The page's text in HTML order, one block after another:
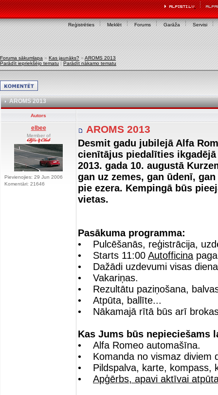
Reģistrēties Meklēt Forums Garāža Servisi
Foruma sākumlapa » Kas jaunāks? » AROMS 2013
Parādīt iepriekšējo tematu | Parādīt nākamo tematu
AROMS 2013
Autors
elbee
Member of
Pievienojies: 29 Jun 2006
Komentāri: 21646
AROMS 2013
Desmit gadu jubilejā Alfa
cienītājus piedalīties
2013. gada 10. augustā
gan uz zemes, gan ūdenī,
pie ezera. Kempingā būs
vietas.
Pasākuma programma:
• Pulcēšanās, reģistrācija,
• Starts 11:00 Autofficina
• Dažādi uzdevumi visas
• Vakariņas.
• Rezultātu paziņošana,
• Atpūta, ballīte...
• Nākamajā rītā būs arī
Kas Jums būs nepieciešams
• Alfa Romeo automašīna.
• Komanda no vismaz diviem
• Pildspalva, karte, kompass,
• Apģērbs, apavi aktīvai